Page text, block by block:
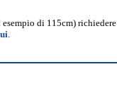
di 115cm) richiedere
.